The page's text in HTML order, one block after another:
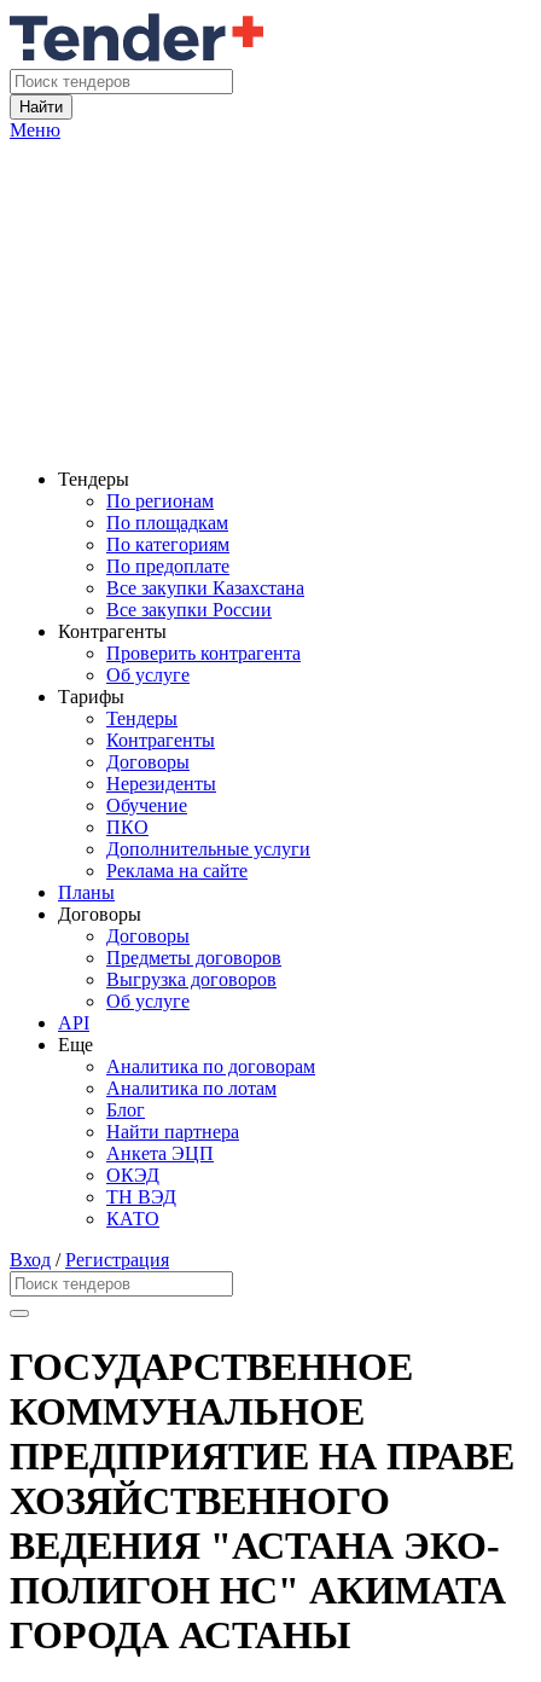
Найти
Меню
Тендеры
По регионам
По площадкам
По категориям
По предоплате
Все закупки Казахстана
Все закупки России
Контрагенты
Проверить контрагента
Об услуге
Тарифы
Тендеры
Контрагенты
Договоры
Нерезиденты
Обучение
ПКО
Дополнительные услуги
Реклама на сайте
Планы
Договоры
Договоры
Предметы договоров
Выгрузка договоров
Об услуге
API
Еще
Аналитика по договорам
Аналитика по лотам
Блог
Найти партнера
Анкета ЭЦП
ОКЭД
ТН ВЭД
КАТО
Вход /Регистрация
ГОСУДАРСТВЕННОЕ
КОММУНАЛЬНОЕ
ПРЕДПРИЯТИЕ НА ПРАВЕ
ХОЗЯЙСТВЕННОГО
ВЕДЕНИЯ "АСТАНА ЭКО-
ПОЛИГОН НС" АКИМАТА
ГОРОДА АСТАНЫ